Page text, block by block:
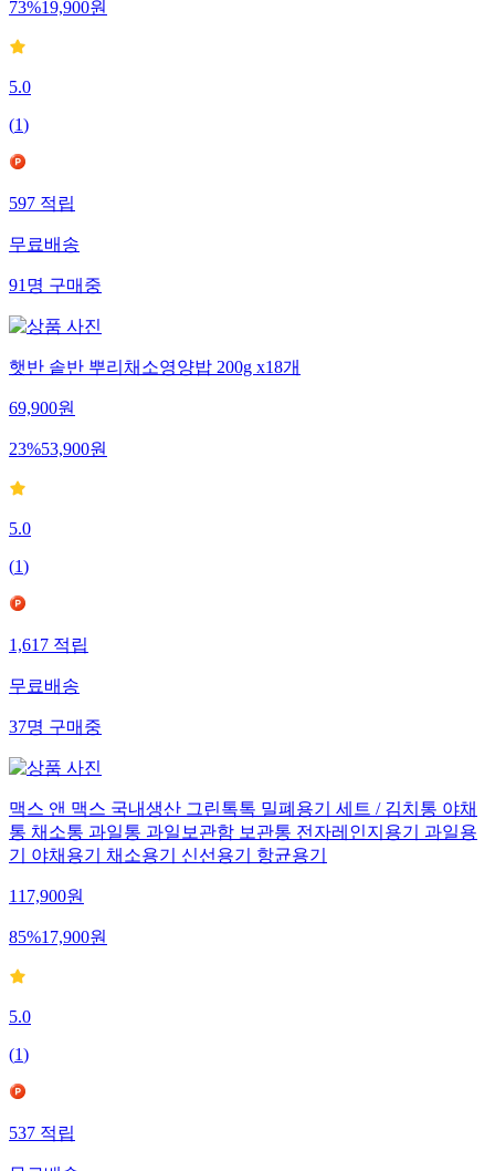
73%19,900원
5.0
(1)
597적립
무료배송
91명구매중
햇반 솥반 뿌리채소영양밥 200g x18개
69,900원
23%53,900원
5.0
(1)
1,617적립
무료배송
37명구매중
맥스 앤 맥스 국내생산 그린톡톡 밀폐용기 세트 / 김치통 야채
통 채소통 과일통 과일보관함 보관통 전자레인지용기 과일용
기 야채용기 채소용기 신선용기 항균용기
117,900원
85%17,900원
5.0
(1)
537적립